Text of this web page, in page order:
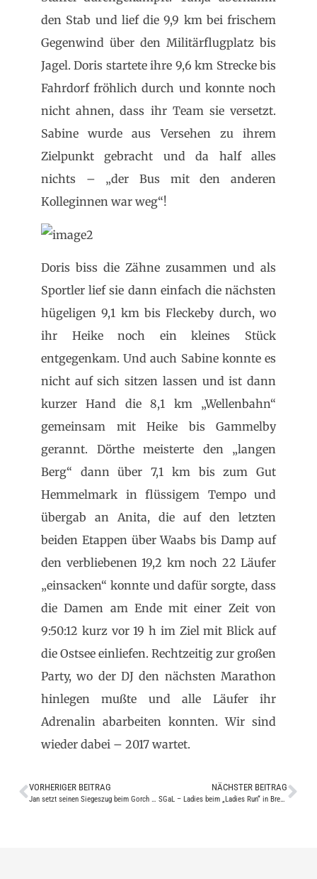
den Stab und lief die 9,9 km bei frischem
Gegenwind über den Militärflugplatz bis
Jagel. Doris startete ihre 9,6 km Strecke bis
Fahrdorf fröhlich durch und konnte noch
nicht ahnen, dass ihr Team sie versetzt.
Sabine wurde aus Versehen zu ihrem
Zielpunkt gebracht und da half alles
nichts – „der Bus mit den anderen
Kolleginnen war weg“!
Doris biss die Zähne zusammen und als
Sportler lief sie dann einfach die nächsten
hügeligen 9,1 km bis Fleckeby durch, wo
ihr Heike noch ein kleines Stück
entgegenkam. Und auch Sabine konnte es
nicht auf sich sitzen lassen und ist dann
kurzer Hand die 8,1 km „Wellenbahn“
gemeinsam mit Heike bis Gammelby
gerannt. Dörthe meisterte den „langen
Berg“ dann über 7,1 km bis zum Gut
Hemmelmark in flüssigem Tempo und
übergab an Anita, die auf den letzten
beiden Etappen über Waabs bis Damp auf
den verbliebenen 19,2 km noch 22 Läufer
„einsacken“ konnte und dafür sorgte, dass
die Damen am Ende mit einer Zeit von
9:50:12 kurz vor 19 h im Ziel mit Blick auf
die Ostsee einliefen. Rechtzeitig zur großen
Party, wo der DJ den nächsten Marathon
hinlegen mußte und alle Läufer ihr
Adrenalin abarbeiten konnten. Wir sind
wieder dabei – 2017 wartet.
VORHERIGER BEITRAG NÄCHSTER BEITRAG
SGaL – Ladies beim „Ladies Run“ in Bremen